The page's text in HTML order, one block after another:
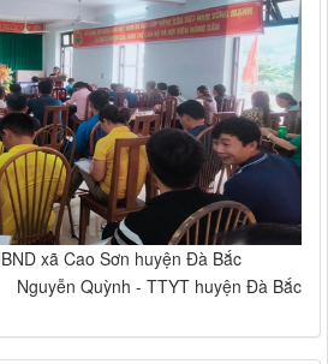
xã Cao Sơn huyện Đà Bắc
Nguyễn Quỳnh - TTYT huyện Đà Bắc